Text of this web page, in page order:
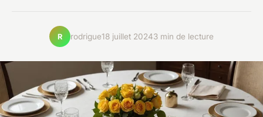
R rodrigue18 juillet 20243 min de lecture